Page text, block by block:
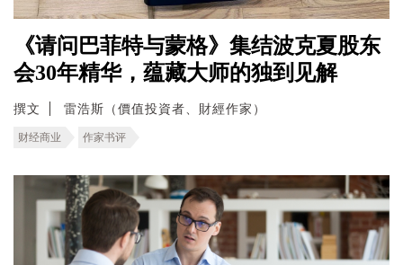
《请问巴菲特与蒙格》集结波克夏股东
会30年精华，蕴藏大师的独到见解
撰文 雷浩斯（價值投資者、財經作家）
财经商业 作家书评